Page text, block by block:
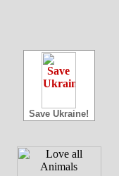
Save Ukraine!